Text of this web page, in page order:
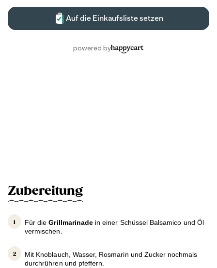
Zubereitung
Für dieGrillmarinade in einer Schüssel Balsamico und Öl
vermischen.
Mit Knoblauch, Wasser, Rosmarin und Zucker nochmals
durchrühren und pfeffern.